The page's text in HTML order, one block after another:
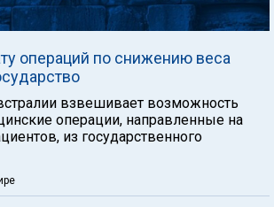
операций по снижению веса
взвешивает возможность
операции, направленные на
из государственного